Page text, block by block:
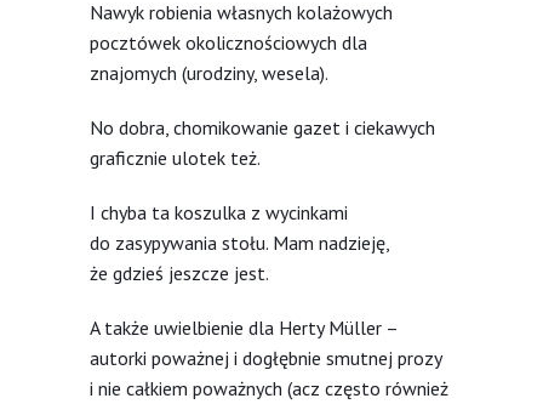
Nawyk robienia własnych kolażowych
pocztówek okolicznościowych dla
znajomych (urodziny, wesela).
No dobra, chomikowanie gazet i ciekawych
graficznie ulotek też.
I chyba ta koszulka z wycinkami
do zasypywania stołu. Mam nadzieję,
że gdzieś jeszcze jest.
A także uwielbienie dla Herty Müller –
autorki poważnej i dogłębnie smutnej prozy
i nie całkiem poważnych (acz często również